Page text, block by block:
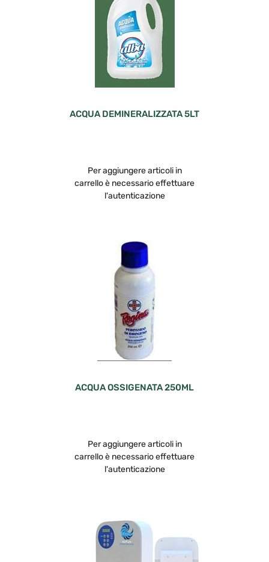
ACQUA DEMINERALIZZATA 5LT
Per aggiungere articoli in
carrello è necessario effettuare
l'autenticazione
ACQUA OSSIGENATA 250ML
Per aggiungere articoli in
carrello è necessario effettuare
l'autenticazione